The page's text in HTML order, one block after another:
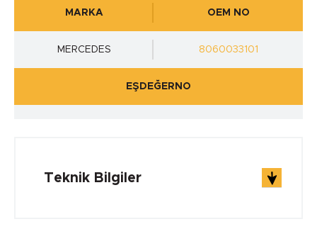
MARKA OEM NO
MERCEDES 8060033101
EŞDEĞERNO
Teknik Bilgiler